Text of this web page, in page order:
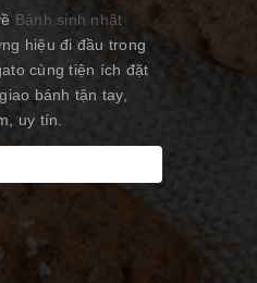
Bánh sinh nhật
hiệu đi đầu trong
cùng tiện ích đặt
bánh tận tay,
uy tín.